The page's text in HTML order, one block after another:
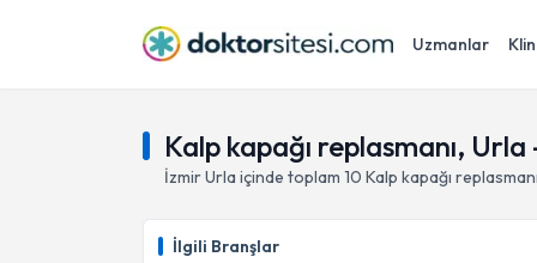
Uzmanlar
Kalp kapağı replasmanı,
İzmirUrla içinde toplam 10 Kalp kapağı replasmanı
İlgili Branşlar